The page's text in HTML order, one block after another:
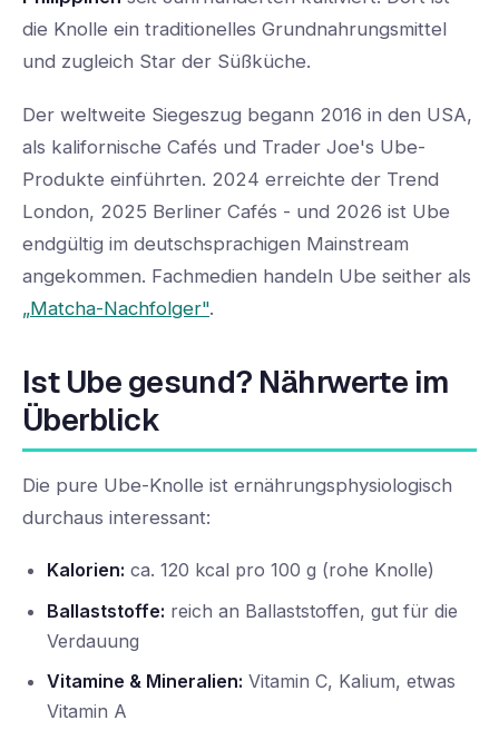
die Knolle ein traditionelles Grundnahrungsmittel
und zugleich Star der Süßküche.
Der weltweite Siegeszug begann 2016 in den USA,
als kalifornische Cafés und Trader Joe's Ube-
Produkte einführten. 2024 erreichte der Trend
London, 2025 Berliner Cafés - und 2026 ist Ube
endgültig im deutschsprachigen Mainstream
angekommen. Fachmedien handeln Ube seither als
„Matcha-Nachfolger".
Ist Ube gesund? Nährwerte im
Überblick
Die pure Ube-Knolle ist ernährungsphysiologisch
durchaus interessant:
Kalorien: ca. 120 kcal pro 100 g (rohe Knolle)
Ballaststoffe: reich an Ballaststoffen, gut für die
Verdauung
Vitamine & Mineralien: Vitamin C, Kalium, etwas
Vitamin A